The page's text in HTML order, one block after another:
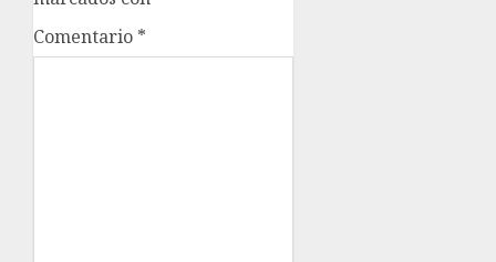
Comentario *